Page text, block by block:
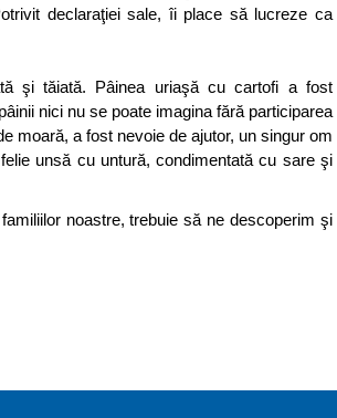
declaraţiei sale, îi place să lucreze ca
şi tăiată. Pâinea uriaşă cu cartofi a fost
nici nu se poate imagina fără participarea
moară, a fost nevoie de ajutor, un singur om
unsă cu untură, condimentată cu sare şi
noastre, trebuie să ne descoperim şi